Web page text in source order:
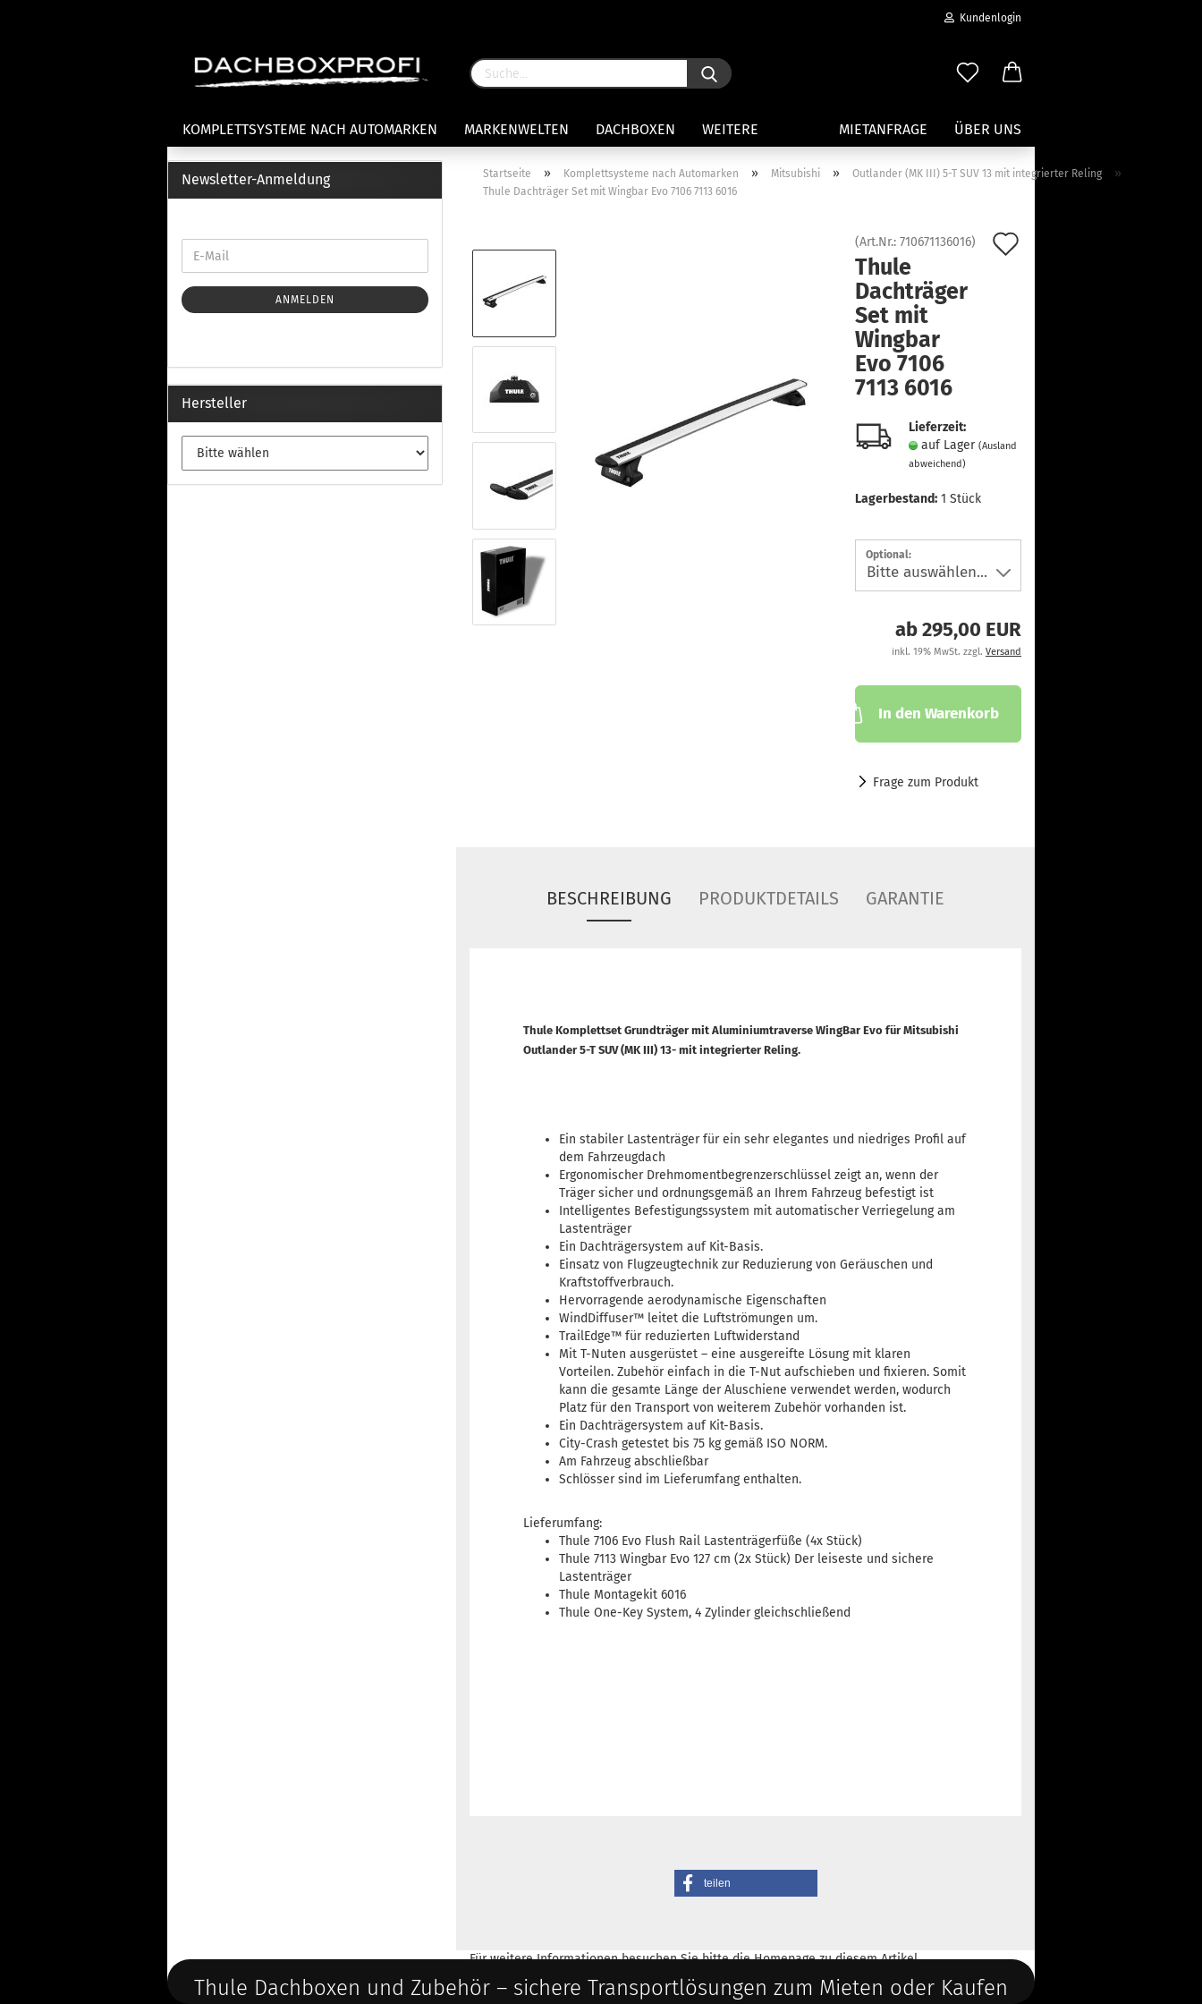
Kundenlogin
Passwort vergessen?
KOMPLETTSYSTEME NACH AUTOMARKEN MARKENWELTEN DACHBOXEN MIETANFRAGE ÜBER UNS
WEITERE
Heckklappenfahrradträger
Anhängekupplungsträger
E-Bike Fahrradträger
Universaltträger Reling
Thule Montagekits 50.. für 7105
normalen Dach
Thule Montagekits 40.. für 753
Fußsatz Fahrzeuge mit
integrierter Reling
Thule Montagekits 60.. für 7106
Fußsatz Fahrzeuge mit
Kajak und Kanuträger
Träger für Surfbretter
Zubehör für Wassersportträger
Startseite » Komplettsysteme nach Automarken » Mitsubishi » Outlander (MK III) 5-T SUV 13 mit integrierter Reling »
Thule Dachträger Set mit Wingbar Evo 7106 7113 6016
(Art.Nr.:710671136016)
Thule
Dachträger
Set mit
Wingbar
Evo 7106
7113 6016
Lieferzeit:
auf Lager(Ausland
abweichend)
Lagerbestand: 1Stück
Optional:
ab 295,00 EUR
inkl. 19% MwSt. zzgl. Versand
In den Warenkorb
Frage zum Produkt
BESCHREIBUNG PRODUKTDETAILS GARANTIE
Thule Komplettset Grundträger mit Aluminiumtraverse WingBar Evo fürMitsubishi
Outlander 5-T SUV (MK III) 13- mit integrierter Reling.
Ein stabiler Lastenträger für ein sehr elegantes und niedriges Profil auf
dem Fahrzeugdach
Ergonomischer Drehmomentbegrenzerschlüssel zeigt an, wenn der
Träger sicher und ordnungsgemäß an Ihrem Fahrzeug befestigt ist
Intelligentes Befestigungssystem mit automatischer Verriegelung am
Lastenträger
Ein Dachträgersystem auf Kit-Basis.
Einsatz von Flugzeugtechnik zur Reduzierung von Geräuschen und
Kraftstoffverbrauch.
Hervorragende aerodynamische Eigenschaften
WindDiffuser™ leitet die Luftströmungen um.
TrailEdge™ für reduzierten Luftwiderstand
Mit T-Nuten ausgerüstet – eine ausgereifte Lösung mit klaren
Vorteilen. Zubehör einfach in die T-Nut aufschieben und fixieren. Somit
kann die gesamte Länge der Aluschiene verwendet werden, wodurch
Platz für den Transport von weiterem Zubehör vorhanden ist.
Ein Dachträgersystem auf Kit-Basis.
City-Crash getestet bis 75 kg gemäß ISO NORM.
Am Fahrzeug abschließbar
Schlösser sind im Lieferumfang enthalten.
Lieferumfang:
Thule 7106 Evo Flush Rail Lastenträgerfüße (4x Stück)
Thule 7113 Wingbar Evo 127 cm (2x Stück) Der leiseste und sichere
Lastenträger
Thule Montagekit 6016
Thule One-Key System, 4 Zylinder gleichschließend
teilen
Für weitere Informationen besuchen Sie bitte dieHomepagezu diesem Artikel.
Newsletter-Anmeldung
ANMELDEN
Hersteller
Thule Dachboxen und Zubehör – sichere Transportlösungen zum Mieten oder Kaufen